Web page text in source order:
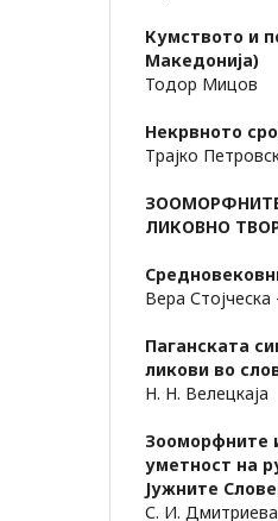
Кумството и
Македонија)
Тодор Мицов
Некрвното
Трајко
ЛИКОВНО
Вера Стојческа
Паганската
ликови во
Н. Н. Велецкаја
Зооморфните
уметност на
Јужните
С. И. Дмитриева